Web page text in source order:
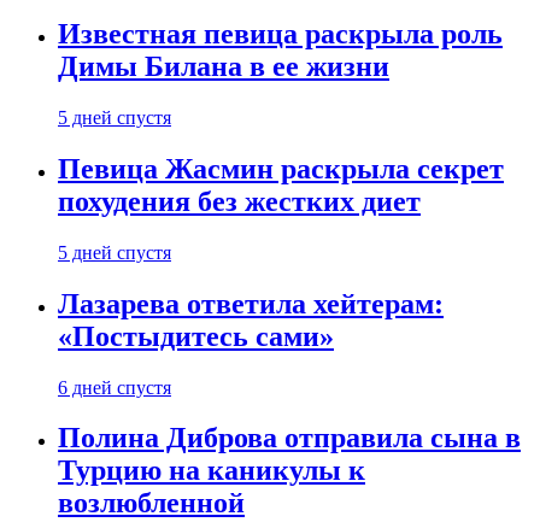
Известная певица раскрыла роль
Димы Билана в ее жизни
5 дней спустя
Певица Жасмин раскрыла секрет
похудения без жестких диет
5 дней спустя
Лазарева ответила хейтерам:
«Постыдитесь сами»
6 дней спустя
Полина Диброва отправила сына в
Турцию на каникулы к
возлюбленной